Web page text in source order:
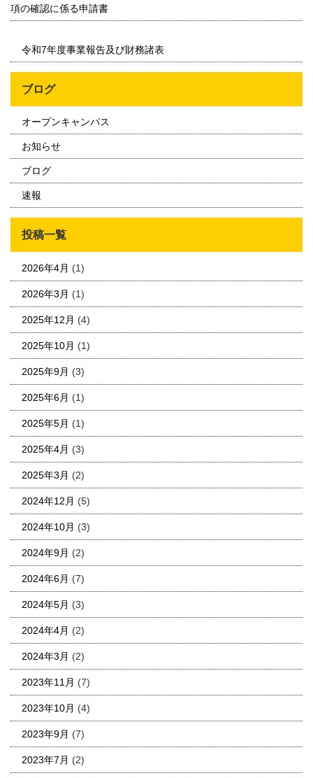
項の確認に係る申請書
令和7年度事業報告及び財務諸表
ブログ
オープンキャンパス
お知らせ
ブログ
速報
投稿一覧
2026年4月 (1)
2026年3月 (1)
2025年12月 (4)
2025年10月 (1)
2025年9月 (3)
2025年6月 (1)
2025年5月 (1)
2025年4月 (3)
2025年3月 (2)
2024年12月 (5)
2024年10月 (3)
2024年9月 (2)
2024年6月 (7)
2024年5月 (3)
2024年4月 (2)
2024年3月 (2)
2023年11月 (7)
2023年10月 (4)
2023年9月 (7)
2023年7月 (2)